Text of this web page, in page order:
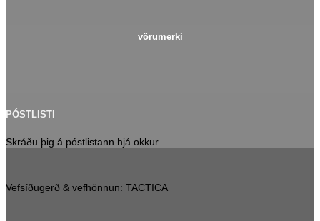
vörumerki
PÓSTLISTI
Skráðu þig á póstlistann hjá okkur
Vefsíðugerð & vefhönnun: TACTICA